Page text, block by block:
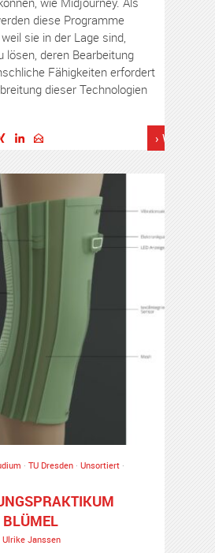
diese Programme
sie in der Lage sind,
lösen, deren Bearbeitung
Fähigkeiten erfordert
dieser Technologien
›
· TU Dresden · Unsortiert ·
Ulrike Janssen